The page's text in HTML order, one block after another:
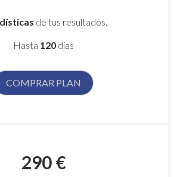
de tus resultados.
Hasta 120 días
COMPRAR PLAN
290 €